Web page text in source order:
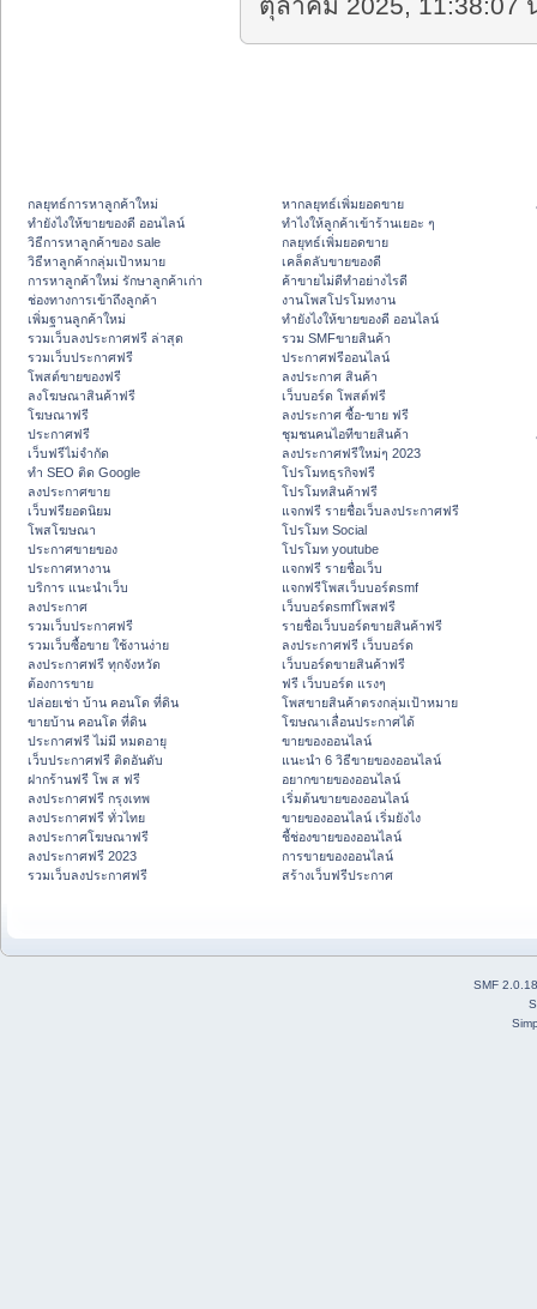
ตุลาคม 2025, 11:38:07
กลยุทธ์การหาลูกค้าใหม่
ทํายังไงให้ขายของดี ออนไลน์
วิธีการหาลูกค้าของ sale
วิธีหาลูกค้ากลุ่มเป้าหมาย
การหาลูกค้าใหม่ รักษาลูกค้าเก่า
ช่องทางการเข้าถึงลูกค้า
เพิ่มฐานลูกค้าใหม่
รวมเว็บลงประกาศฟรี ล่าสุด
รวมเว็บประกาศฟรี
โพสต์ขายของฟรี
ลงโฆษณาสินค้าฟรี
โฆษณาฟรี
ประกาศฟรี
เว็บฟรีไม่จำกัด
ทำ SEO ติด Google
ลงประกาศขาย
เว็บฟรียอดนิยม
โพสโฆษณา
ประกาศขายของ
ประกาศหางาน
บริการ แนะนำเว็บ
ลงประกาศ
รวมเว็บประกาศฟรี
รวมเว็บซื้อขาย ใช้งานง่าย
ลงประกาศฟรี ทุกจังหวัด
ต้องการขาย
ปล่อยเช่า บ้าน คอนโด ที่ดิน
ขายบ้าน คอนโด ที่ดิน
ประกาศฟรี ไม่มี หมดอายุ
เว็บประกาศฟรี ติดอันดับ
ฝากร้านฟรี โพ ส ฟรี
ลงประกาศฟรี กรุงเทพ
ลงประกาศฟรี ทั่วไทย
ลงประกาศโฆษณาฟรี
ลงประกาศฟรี 2023
รวมเว็บลงประกาศฟรี
หากลยุทธ์เพิ่มยอดขาย
ทําไงให้ลูกค้าเข้าร้านเยอะ ๆ
กลยุทธ์เพิ่มยอดขาย
เคล็ดลับขายของดี
ค้าขายไม่ดีทำอย่างไรดี
งานโพสโปรโมทงาน
ทํายังไงให้ขายของดี ออนไลน์
รวม SMFขายสินค้า
ประกาศฟรีออนไลน์
ลงประกาศ สินค้า
เว็บบอร์ด โพสต์ฟรี
ลงประกาศ ซื้อ-ขาย ฟรี
ชุมชนคนไอทีขายสินค้า
ลงประกาศฟรีใหม่ๆ 2023
โปรโมทธุรกิจฟรี
โปรโมทสินค้าฟรี
แจกฟรี รายชื่อเว็บลงประกาศฟรี
โปรโมท Social
โปรโมท youtube
แจกฟรี รายชื่อเว็บ
แจกฟรีโพสเว็บบอร์ดsmf
เว็บบอร์ดsmfโพสฟรี
รายชื่อเว็บบอร์ดขายสินค้าฟรี
ลงประกาศฟรี เว็บบอร์ด
เว็บบอร์ดขายสินค้าฟรี
ฟรี เว็บบอร์ด แรงๆ
โพสขายสินค้าตรงกลุ่มเป้าหมาย
โฆษณาเลื่อนประกาศได้
ขายของออนไลน์
แนะนำ 6 วิธีขายของออนไลน์
อยากขายของออนไลน์
เริ่มต้นขายของออนไลน์
ขายของออนไลน์ เริ่มยังไง
ชี้ช่องขายของออนไลน์
การขายของออนไลน์
สร้างเว็บฟรีประกาศ
SMF 2.0.18